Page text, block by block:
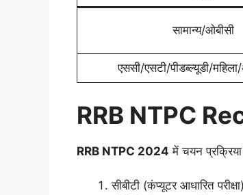
सामान्य/ओबीसी
एससी/एसटी/पीडब्ल्यूडी/
RRB NTPC
RRB NTPC 2024 में चयन
सीबीटी (कंप्यूटर आधारित